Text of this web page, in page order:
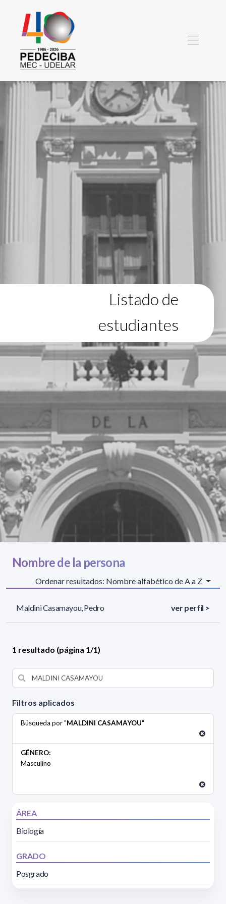
Listado de
estudiantes
Filtros aplicados
Búsqueda por "MALDINI CASAMAYOU"
GÉNERO:
Masculino
ÁREA
Biología
GRADO
Posgrado
Nombre de la persona
Ordenar resultados: Nombre alfabético de A a Z
Maldini Casamayou, Pedro ver perfil >
1 resultado (página 1/1)